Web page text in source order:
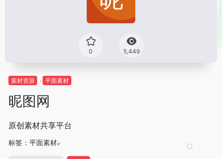
0 5,449
素材资源 平面素材
昵图网
原创素材共享平台
标签： 平面素材